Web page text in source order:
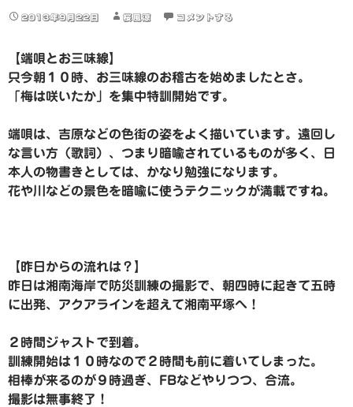
2013年9月22日 桜風涼 コメントする
【端唄とお三味線】
只今朝１０時、お三味線のお稽古を始めましたとさ。
「梅は咲いたか」を集中特訓開始です。
端唄は、吉原などの色街の姿をよく描いています。遠回し
な言い方（歌詞）、つまり暗喩されているものが多く、日
本人の物書きとしては、かなり勉強になります。
花や川などの景色を暗喩に使うテクニックが満載ですね。
【昨日からの流れは？】
昨日は湘南海岸で防災訓練の撮影で、朝四時に起きて五時
に出発、アクアラインを超えて湘南平塚へ！
２時間ジャストで到着。
訓練開始は１０時なので２時間も前に着いてしまった。
相棒が来るのが９時過ぎ、FBなどやりつつ、合流。
撮影は無事終了！